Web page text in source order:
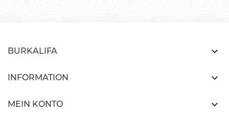
BURKALIFA 
INFORMATION 
MEIN KONTO 